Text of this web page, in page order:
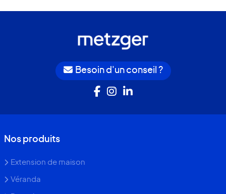
Besoin d'un conseil ?
Nos produits
Extension de maison
Véranda